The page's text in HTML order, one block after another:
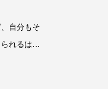
自分もそ
れるはず
懸命その